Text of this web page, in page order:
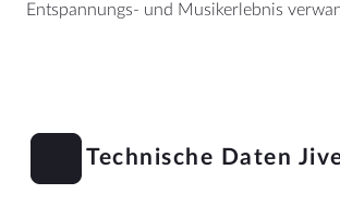
Entspannungs- und Musikerlebnis
Technische Daten